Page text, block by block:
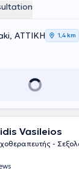
ΑΤΤΙΚΗ 1,4 km
Vasileios
-